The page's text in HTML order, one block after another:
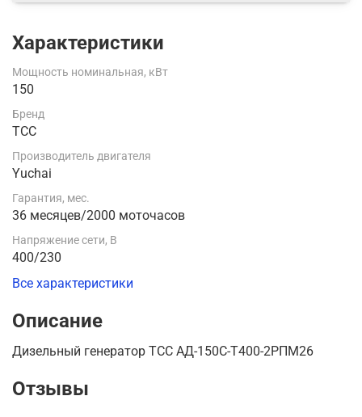
Характеристики
Мощность номинальная, кВт
150
Бренд
ТСС
Производитель двигателя
Yuchai
Гарантия, мес.
36 месяцев/2000 моточасов
Напряжение сети, В
400/230
Все характеристики
Описание
Дизельный генератор ТСС АД-150С-Т400-2РПМ26
Отзывы